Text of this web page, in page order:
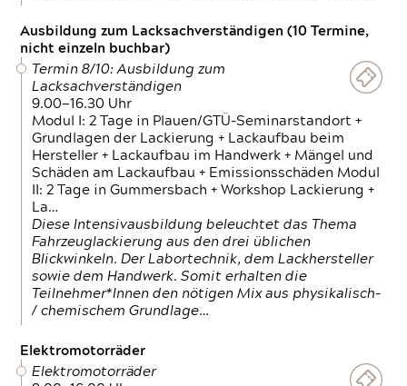
Ausbildung zum Lacksachverständigen (10 Termine,
nicht einzeln buchbar)
Termin 8/10: Ausbildung zum
Lacksachverständigen
9.00—16.30 Uhr
Modul I: 2 Tage in Plauen/GTÜ-Seminarstandort +
Grundlagen der Lackierung + Lackaufbau beim
Hersteller + Lackaufbau im Handwerk + Mängel und
Schäden am Lackaufbau + Emissionsschäden Modul
II: 2 Tage in Gummersbach + Workshop Lackierung +
La…
Diese Intensivausbildung beleuchtet das Thema
Fahrzeuglackierung aus den drei üblichen
Blickwinkeln. Der Labortechnik, dem Lackhersteller
sowie dem Handwerk. Somit erhalten die
Teilnehmer*Innen den nötigen Mix aus physikalisch-
/ chemischem Grundlage…
Elektromotorräder
Elektromotorräder